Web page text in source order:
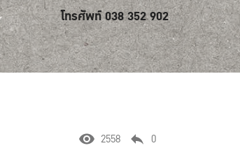
โทรศัพท์ 038 352 902
2558 0